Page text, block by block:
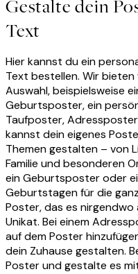
Gestalte dein
Text
Hier kannst du ein
Text bestellen. Wir
Auswahl, beispielsweise
Geburtsposter, ein
Taufposter,
kannst dein eigenes
Themen gestalten – von
Familie und besonderen
ein Geburtsposter oder
Geburtstagen für die
Poster, das es
Unikat. Bei einem
auf dem Poster
dein Zuhause gestalten.
Poster und gestalte es